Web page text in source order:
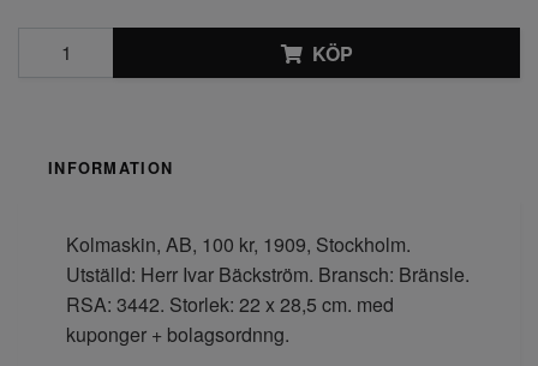
KÖP
INFORMATION
Kolmaskin, AB, 100 kr, 1909, Stockholm.
Utställd: Herr Ivar Bäckström. Bransch: Bränsle.
RSA: 3442. Storlek: 22 x 28,5 cm. med
kuponger + bolagsordnng.